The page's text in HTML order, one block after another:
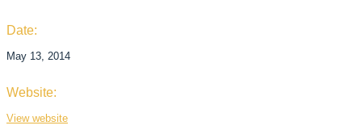
Date:
May 13, 2014
Website:
View website